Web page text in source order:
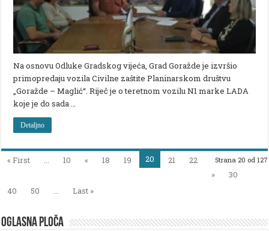
Na osnovu Odluke Gradskog vijeća, Grad Goražde je izvršio
primopredaju vozila Civilne zaštite Planinarskom društvu
„Goražde – Maglić“. Riječ je o teretnom vozilu N1 marke LADA
koje je do sada …
Detaljno
Strana 20 od 127
« First ... 10 « 18 19 20 21
22
»
30
40
50 ... Last »
OGLASNA PLOČA